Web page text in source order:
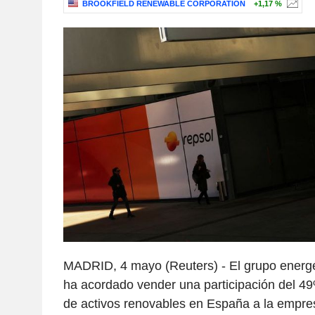
BROOKFIELD RENEWABLE CORPORATION +1,17 %
MADRID, 4 mayo (Reuters) - El grupo
ha acordado vender una participación del
de activos renovables en España a la